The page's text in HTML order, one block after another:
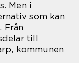
Men i
som kan
Från
till
kommunen